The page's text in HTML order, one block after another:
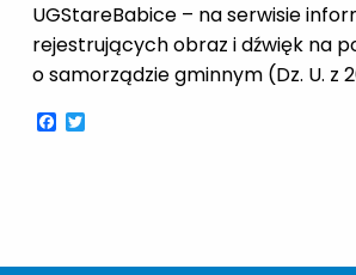
UGStareBabice – na serwisie
rejestrujących obraz i dźwięk na
o samorządzie gminnym (Dz. U. z
Facebook